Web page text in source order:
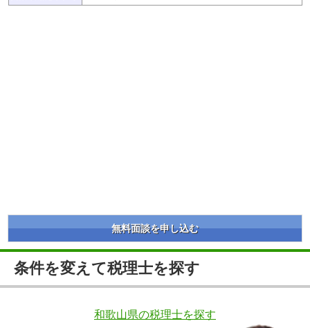
無料面談を申し込む
条件を変えて税理士を探す
和歌山県の税理士を探す